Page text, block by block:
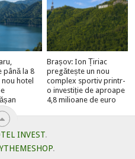
până la 8
nou hotel
Brașov: Ion Țiriac
pregătește un nou
complex sportiv printr-
o investiție de aproape
4,8 milioane de euro
INVEST.
.